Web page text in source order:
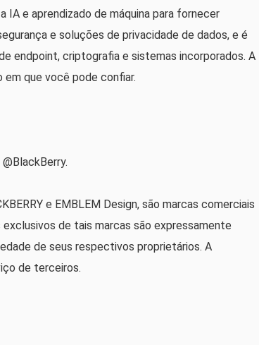
IA e aprendizado de máquina para fornecer
e soluções de privacidade de dados, e é
endpoint, criptografia e sistemas incorporados. A
que você pode confiar.
e EMBLEM Design, são marcas comerciais
de tais marcas são expressamente
de seus respectivos proprietários. A
de terceiros.